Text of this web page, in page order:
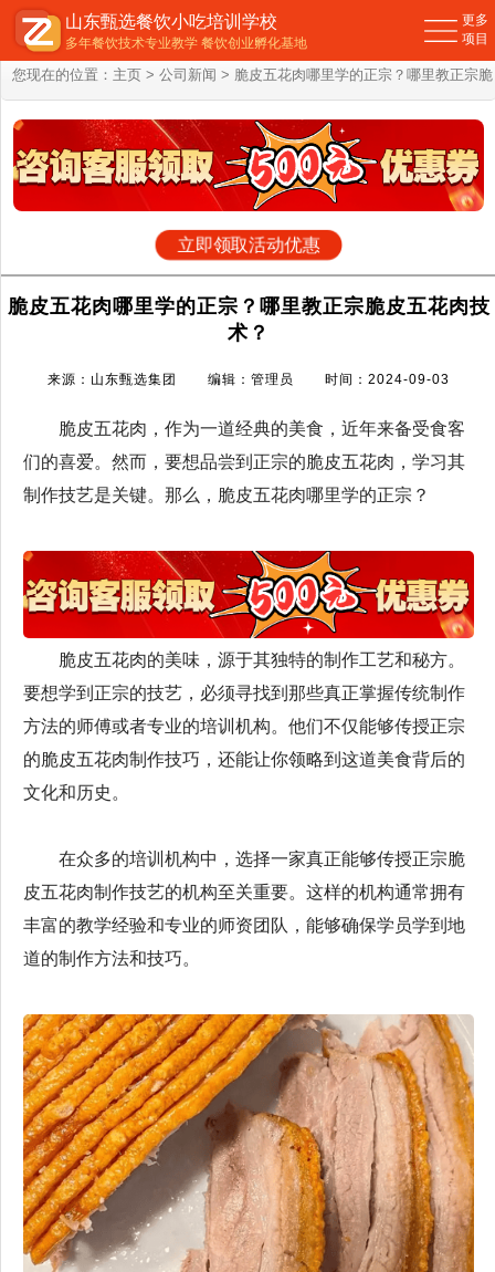
您现在的位置： 主页 > 公司新闻 > 脆皮五花肉哪里学的正宗？哪里教正宗脆
皮五花肉技术？
立即领取活动优惠
脆皮五花肉哪里学的正宗？哪里教正宗脆皮五花肉技
术？
来源：山东甄选集团 编辑：管理员 时间：2024-09-03
脆皮五花肉，作为一道经典的美食，近年来备受食客
们的喜爱。然而，要想品尝到正宗的脆皮五花肉，学习其
制作技艺是关键。那么，脆皮五花肉哪里学的正宗？
脆皮五花肉的美味，源于其独特的制作工艺和秘方。
要想学到正宗的技艺，必须寻找到那些真正掌握传统制作
方法的师傅或者专业的培训机构。他们不仅能够传授正宗
的脆皮五花肉制作技巧，还能让你领略到这道美食背后的
文化和历史。
在众多的培训机构中，选择一家真正能够传授正宗脆
皮五花肉制作技艺的机构至关重要。这样的机构通常拥有
丰富的教学经验和专业的师资团队，能够确保学员学到地
道的制作方法和技巧。
山东甄选餐饮小吃培训学校
多年餐饮技术专业教学 餐饮创业孵化基地
更多
项目